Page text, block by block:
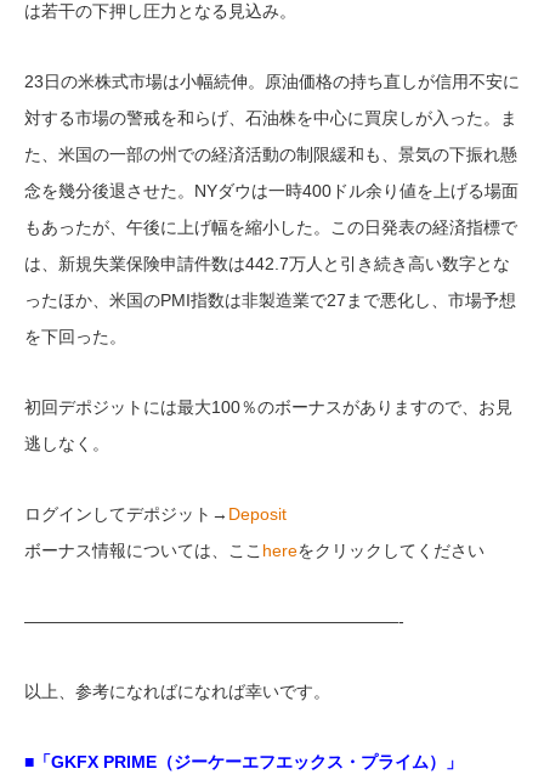
は若干の下押し圧力となる見込み。
23日の米株式市場は小幅続伸。原油価格の持ち直しが信用不安に
対する市場の警戒を和らげ、石油株を中心に買戻しが入った。ま
た、米国の一部の州での経済活動の制限緩和も、景気の下振れ懸
念を幾分後退させた。NYダウは一時400ドル余り値を上げる場面
もあったが、午後に上げ幅を縮小した。この日発表の経済指標で
は、新規失業保険申請件数は442.7万人と引き続き高い数字とな
ったほか、米国のPMI指数は非製造業で27まで悪化し、市場予想
を下回った。
初回デポジットには最大100％のボーナスがありますので、お見
逃しなく。
ログインしてデポジット→ Deposit
ボーナス情報については、ここ hereをクリックしてください
——————————————————————-
以上、参考になればになれば幸いです。
■「GKFX PRIME（ジーケーエフエックス・プライム）」